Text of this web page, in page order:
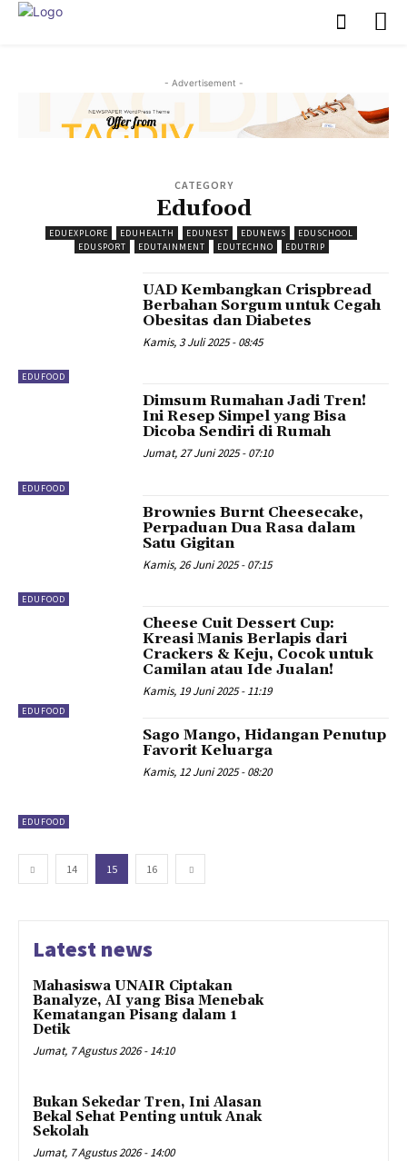
- Advertisement -
CATEGORY
Edufood
EDUEXPLORE EDUHEALTH EDUNEST EDUNEWS
EDUSCHOOL
EDUSPORT
EDUTAINMENT EDUTECHNO EDUTRIP
EDUFOOD
UAD Kembangkan Crispbread
Berbahan Sorgum untuk Cegah
Obesitas dan Diabetes
Kamis, 3 Juli 2025 - 08:45
EDUFOOD
Dimsum Rumahan Jadi Tren!
Ini Resep Simpel yang Bisa
Dicoba Sendiri di Rumah
Jumat, 27 Juni 2025 - 07:10
EDUFOOD
Brownies Burnt Cheesecake,
Perpaduan Dua Rasa dalam
Satu Gigitan
Kamis, 26 Juni 2025 - 07:15
EDUFOOD
Cheese Cuit Dessert Cup:
Kreasi Manis Berlapis dari
Crackers & Keju, Cocok untuk
Camilan atau Ide Jualan!
Kamis, 19 Juni 2025 - 11:19
EDUFOOD
Sago Mango, Hidangan Penutup
Favorit Keluarga
Kamis, 12 Juni 2025 - 08:20
14 15 16
Latest news
Mahasiswa UNAIR Ciptakan
Banalyze, AI yang Bisa Menebak
Kematangan Pisang dalam 1
Detik
Jumat, 7 Agustus 2026 - 14:10
Bukan Sekedar Tren, Ini Alasan
Bekal Sehat Penting untuk Anak
Sekolah
Jumat, 7 Agustus 2026 - 14:00